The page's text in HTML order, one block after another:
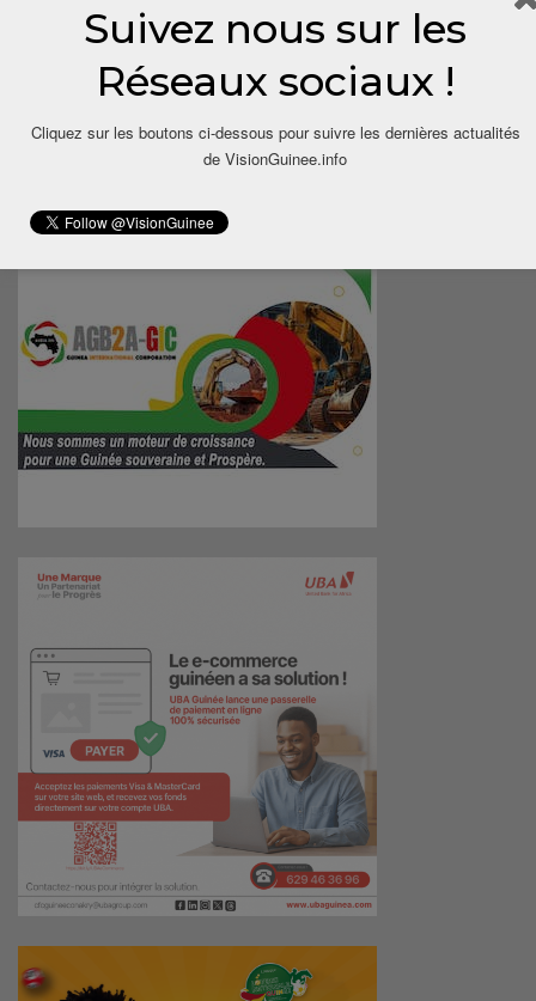
Suivez nous sur les
Réseaux sociaux !
Cliquez sur les boutons ci-dessous pour suivre les dernières actualités
de VisionGuinee.info